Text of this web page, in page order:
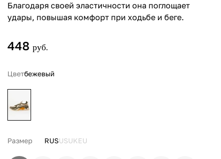
Благодаря своей эластичности она поглощает
удары, повышая комфорт при ходьбе и беге.
448 руб.
Цветбежевый
Размер RUSUSUKEU